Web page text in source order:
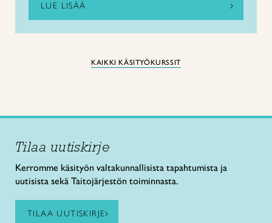
LUE LISÄÄ
KAIKKI KÄSITYÖKURSSIT
Tilaa uutiskirje
Kerromme käsityön valtakunnallisista tapahtumista ja
uutisista sekä Taitojärjestön toiminnasta.
TILAA UUTISKIRJE